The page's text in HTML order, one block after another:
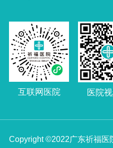
互联网医院 医院
Copyright ©2022广东祈福医